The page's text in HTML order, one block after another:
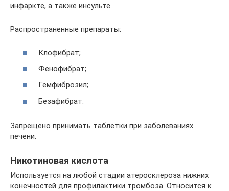
инфаркте, а также инсульте.
Распространенные препараты:
Клофибрат;
Фенофибрат;
Гемфиброзил;
Безафибрат.
Запрещено принимать таблетки при заболеваниях
печени.
Никотиновая кислота
Используется на любой стадии атеросклероза нижних
конечностей для профилактики тромбоза. Относится к